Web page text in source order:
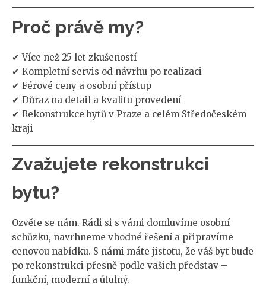
Proč právě my?
✔ Více než 25 let zkušeností
✔ Kompletní servis od návrhu po realizaci
✔ Férové ceny a osobní přístup
✔ Důraz na detail a kvalitu provedení
✔ Rekonstrukce bytů v Praze a celém Středočeském
kraji
Zvažujete rekonstrukci
bytu?
Ozvěte se nám. Rádi si s vámi domluvíme osobní
schůzku, navrhneme vhodné řešení a připravíme
cenovou nabídku. S námi máte jistotu, že váš byt bude
po rekonstrukci přesně podle vašich představ –
funkční, moderní a útulný.